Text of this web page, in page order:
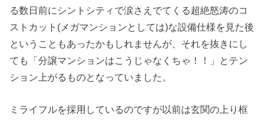
る数日前にシントシティで涙さえでてくる超絶怒涛のコ
ストカット(メガマンションとしては)な設備仕様を見た後
ということもあったかもしれませんが、それを抜きにし
ても「分譲マンションはこうじゃなくちゃ！！」とテン
ション上がるものとなっていました。
ミライフルを採用しているのですが以前は玄関の上り框